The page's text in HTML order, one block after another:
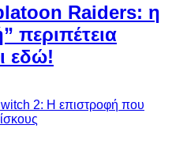
Raiders: η
περιπέτεια
εδώ!